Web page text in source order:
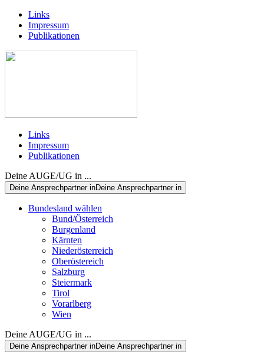
Links
Impressum
Publikationen
Links
Impressum
Publikationen
Deine AUGE/UG in ...
Deine Ansprechpartner inDeine Ansprechpartner in
Bundesland wählen
Bund/Österreich
Burgenland
Kärnten
Niederösterreich
Oberöstereich
Salzburg
Steiermark
Tirol
Vorarlberg
Wien
Deine AUGE/UG in ...
Deine Ansprechpartner inDeine Ansprechpartner in